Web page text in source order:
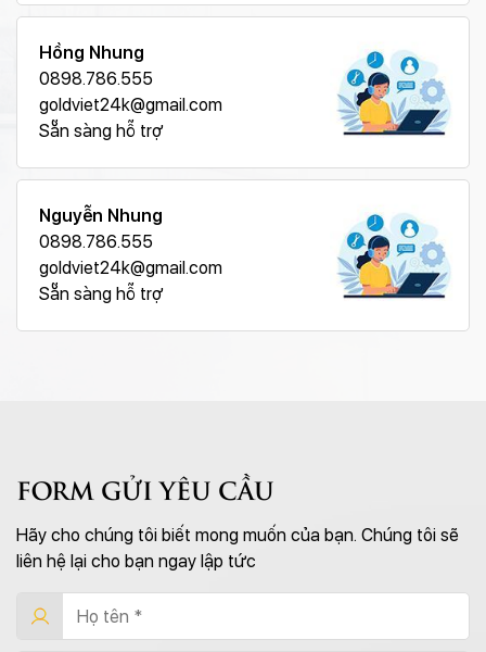
Hồng Nhung
0898.786.555
goldviet24k@gmail.com
Sẵn sàng hỗ trợ
Nguyễn Nhung
0898.786.555
goldviet24k@gmail.com
Sẵn sàng hỗ trợ
FORM GỬI YÊU CẦU
Hãy cho chúng tôi biết mong muốn của bạn. Chúng tôi sẽ
liên hệ lại cho bạn ngay lập tức